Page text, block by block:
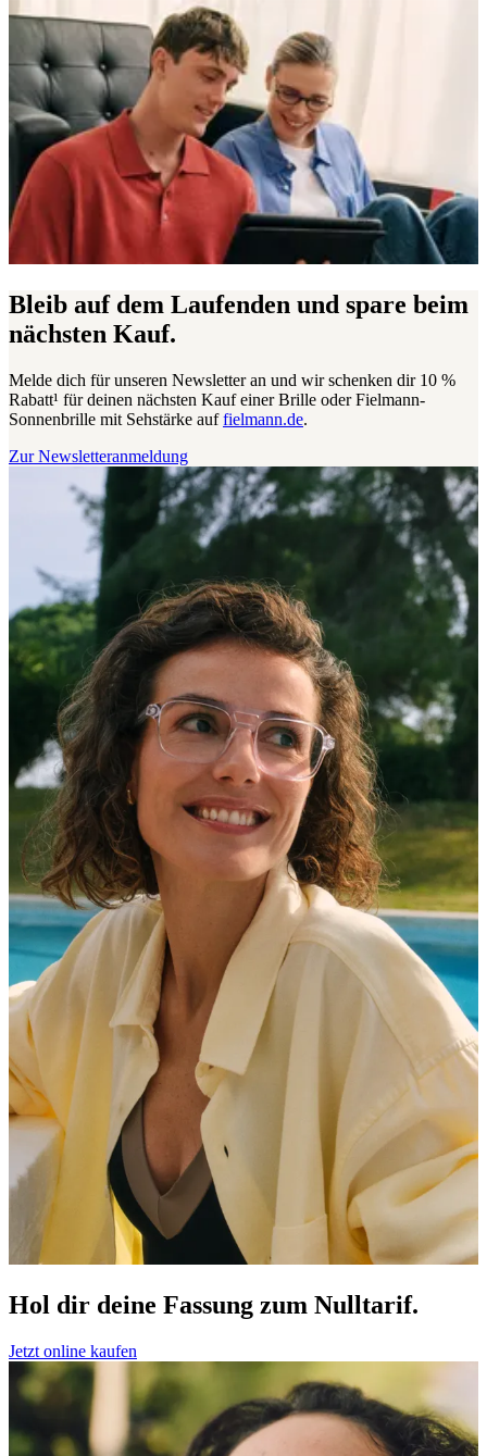
Bleib auf dem Laufenden und spare beim
nächsten Kauf.
Melde dich für unseren Newsletter an und wir schenken dir 10 %
Rabatt¹ für deinen nächsten Kauf einer Brille oder Fielmann-
Sonnenbrille mit Sehstärke auffielmann.de.
Zur Newsletteranmeldung
Hol dir deine Fassung zum Nulltarif.
Jetzt online kaufen